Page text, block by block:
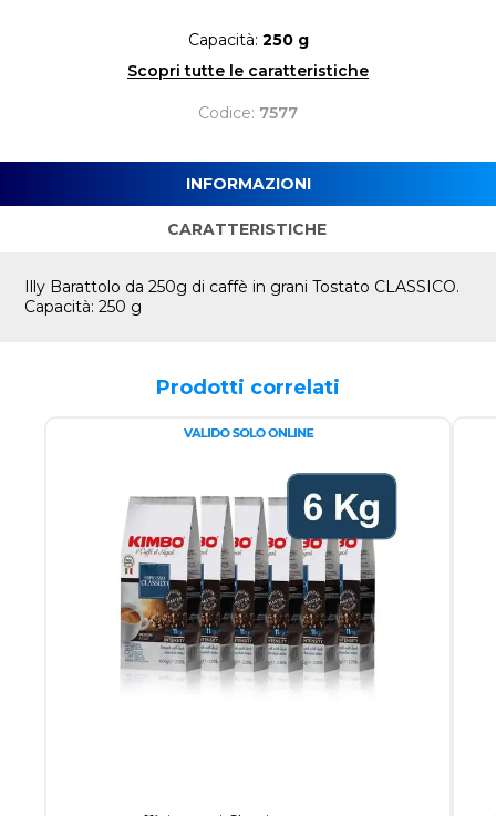
Capacità: 250 g
Scopri tutte le caratteristiche
Codice: 7577
INFORMAZIONI
CARATTERISTICHE
Illy Barattolo da 250g di caffè in grani Tostato CLASSICO.
Capacità: 250 g
Prodotti correlati